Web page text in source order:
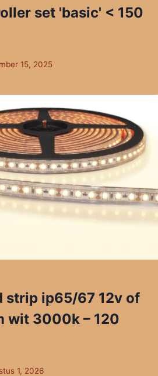
set 'basic' < 150
15, 2025
strip ip65/67 12v of
wit 3000k – 120
1, 2026